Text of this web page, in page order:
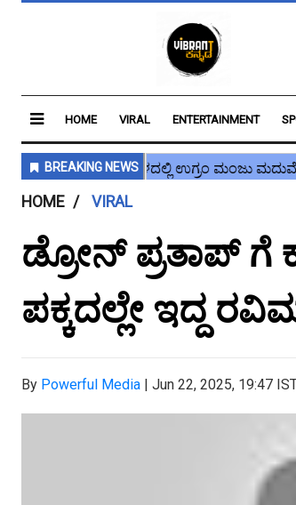
HOME VIRAL ENTERTAINMENT
HOME VIRAL
ಡ್ರೋನ್ ಪ್ರತಾಪ್ ಗೆ
ಪಕ್ಕದಲ್ಲೇ ಇದ್ದ
By Powerful Media | Jun 22, 2025, 19:47